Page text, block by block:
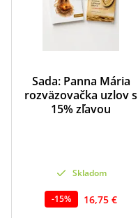
Sada: Panna Mária
rozväzovačka uzlov s
15% zľavou
Skladom
-15% 16,75 €